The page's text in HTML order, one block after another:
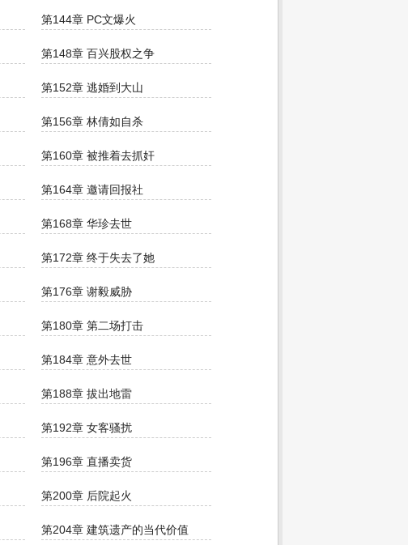
第144章 PC文爆火
第148章 百兴股权之争
第152章 逃婚到大山
第156章 林倩如自杀
第160章 被推着去抓奸
第164章 邀请回报社
第168章 华珍去世
第172章 终于失去了她
第176章 谢毅威胁
第180章 第二场打击
第184章 意外去世
第188章 拔出地雷
第192章 女客骚扰
第196章 直播卖货
第200章 后院起火
第204章 建筑遗产的当代价值